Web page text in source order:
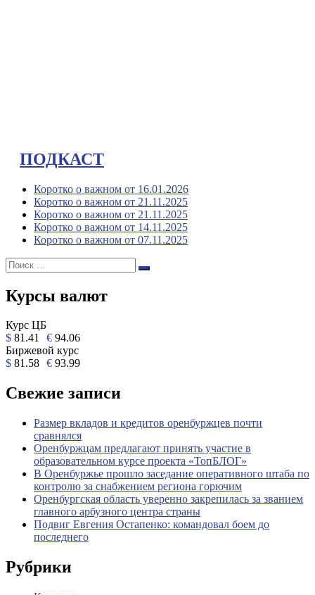
ПОДКАСТ
Коротко о важном от 16.01.2026
Коротко о важном от 21.11.2025
Коротко о важном от 21.11.2025
Коротко о важном от 14.11.2025
Коротко о важном от 07.11.2025
Поиск:
Поиск
Курсы валют
Курс ЦБ
$ 81.41 € 94.06
Биржевой курс
$ 81.58 € 93.99
Свежие записи
Размер вкладов и кредитов оренбуржцев почти
сравнялся
Оренбуржцам предлагают принять участие в
образовательном курсе проекта «ТопБЛОГ»
В Оренбуржье прошло заседание оперативного штаба по
контролю за снабжением региона горючим
Оренбургская область уверенно закрепилась за званием
главного арбузного центра страны
Подвиг Евгения Остапенко: командовал боем до
последнего
Рубрики